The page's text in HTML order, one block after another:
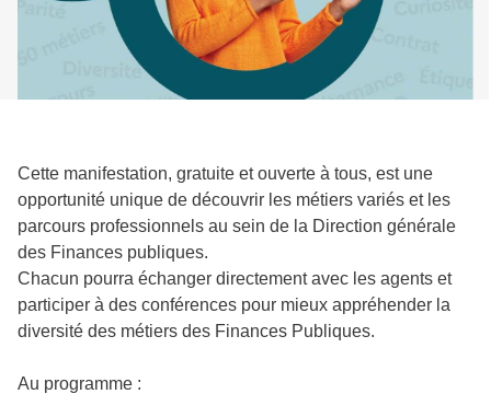
Cette manifestation, gratuite et ouverte à tous, est une
opportunité unique de découvrir les métiers variés et les
parcours professionnels au sein de la Direction générale
des Finances publiques.
Chacun pourra échanger directement avec les agents et
participer à des conférences pour mieux appréhender la
diversité des métiers des Finances Publiques.
Au programme :